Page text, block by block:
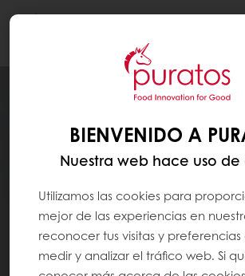
BIENVENIDO A
Nuestra web hace uso de
Utilizamos las cookies para
mejor de las experiencias en
reconocer tus visitas y
medir y analizar el tráfico web. Si